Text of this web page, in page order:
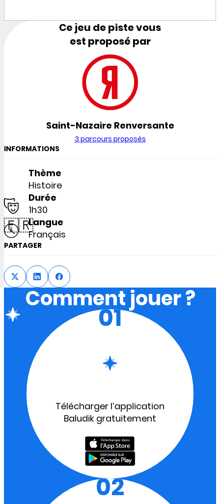
Ce jeu de piste vous
est proposé par
Saint-Nazaire Renversante
3 parcours proposés
INFORMATIONS
Thème
Histoire
Durée
1h30
🇫🇷Langue
Français
PARTAGER
Comment jouer ?
01
Télécharger l’application
Baludik gratuitement
02